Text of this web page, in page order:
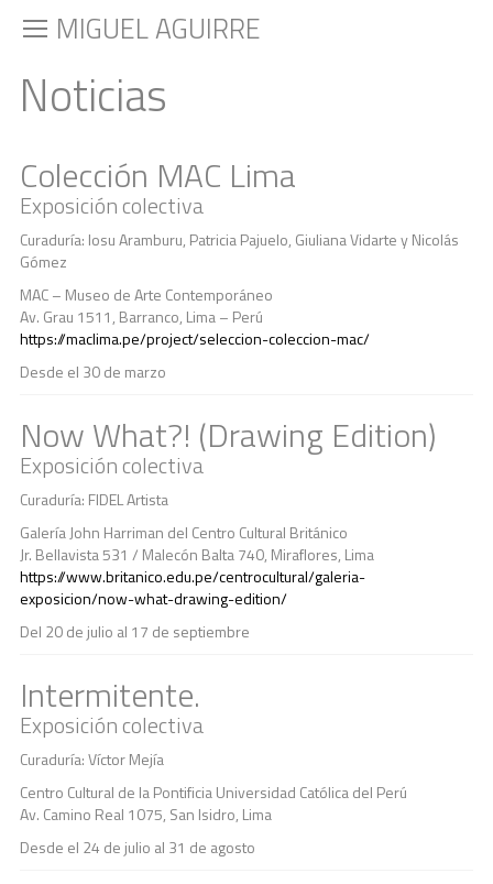
MIGUEL AGUIRRE
Noticias
Colección MAC Lima
Exposición colectiva
Curaduría: Iosu Aramburu, Patricia Pajuelo, Giuliana Vidarte y Nicolás
Gómez
MAC – Museo de Arte Contemporáneo
Av. Grau 1511, Barranco, Lima – Perú
https://maclima.pe/project/seleccion-coleccion-mac/
Desde el 30 de marzo
Now What?! (Drawing Edition)
Exposición colectiva
Curaduría: FIDEL Artista
Galería John Harriman del Centro Cultural Británico
Jr. Bellavista 531 / Malecón Balta 740, Miraflores, Lima
https://www.britanico.edu.pe/centrocultural/galeria-
exposicion/now-what-drawing-edition/
Del 20 de julio al 17 de septiembre
Intermitente.
Exposición colectiva
Curaduría: Víctor Mejía
Centro Cultural de la Pontificia Universidad Católica del Perú
Av. Camino Real 1075, San Isidro, Lima
Desde el 24 de julio al 31 de agosto